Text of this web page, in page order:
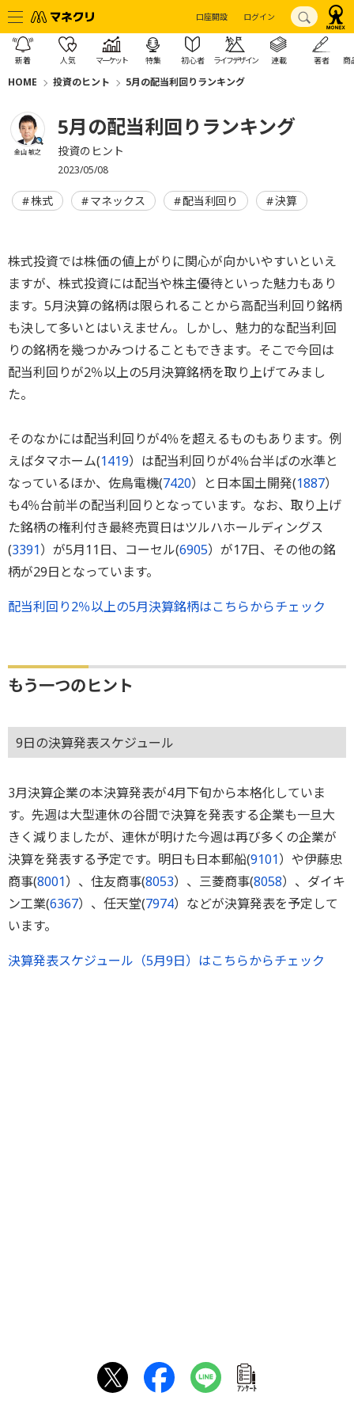
口座開設 ログイン
新着 人気 マーケット 特集 初心者 ライフデザイン 連載 著者 商
HOME 投資のヒント 5月の配当利回りランキング
金山 敏之
5月の配当利回りランキング
投資のヒント
2023/05/08
株式 マネックス 配当利回り 決算
株式投資では株価の値上がりに関心が向かいやすいといえ
ますが、株式投資には配当や株主優待といった魅力もあり
ます。5月決算の銘柄は限られることから高配当利回り銘柄
も決して多いとはいえません。しかし、魅力的な配当利回
りの銘柄を幾つかみつけることもできます。そこで今回は
配当利回りが2％以上の5月決算銘柄を取り上げてみまし
た。
そのなかには配当利回りが4％を超えるものもあります。例
えばタマホーム(1419）は配当利回りが4％台半ばの水準と
なっているほか、佐鳥電機(7420）と日本国土開発(1887）
も4％台前半の配当利回りとなっています。なお、取り上げ
た銘柄の権利付き最終売買日はツルハホールディングス
(3391）が5月11日、コーセル(6905）が17日、その他の銘
柄が29日となっています。
配当利回り2％以上の5月決算銘柄はこちらからチェック
もう一つのヒント
9日の決算発表スケジュール
3月決算企業の本決算発表が4月下旬から本格化していま
す。先週は大型連休の谷間で決算を発表する企業も一旦大
きく減りましたが、連休が明けた今週は再び多くの企業が
決算を発表する予定です。明日も日本郵船(9101）や伊藤忠
商事(8001）、住友商事(8053）、三菱商事(8058）、ダイキ
ン工業(6367）、任天堂(7974）などが決算発表を予定して
います。
決算発表スケジュール（5月9日）はこちらからチェック
ｱﾝｹｰﾄ